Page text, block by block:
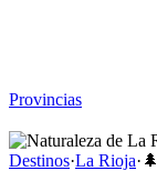
Provincias
Destinos·La Rioja· 🌲